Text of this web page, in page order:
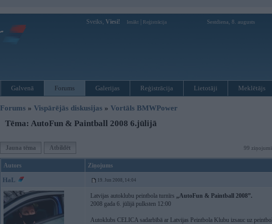
Sveiks, Viesi! Ienākt Reģistrācija Sestdiena, 8. augusts
Galvenā Forums Galerijas Reģistrācija Lietotāji Meklētājs
Forums » Vispārējās diskusijas » Vortāls BMWPower
Tēma: AutoFun & Paintball 2008 6.jūlijā
Jauna tēma Atbildēt 99 ziņojumi
Autors Ziņojums
HaL 19. Jun 2008, 14:04
Latvijas autoklubu peintbola turnīrs „AutoFun & Paintball 2008”.
2008 gada 6. jūlijā pulksten 12:00
Autoklubs CELICA sadarbībā ar Latvijas Peintbola Klubu izsauc uz